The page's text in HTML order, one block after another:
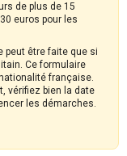
de plus de 15
euros pour les
peut être faite que si
Ce formulaire
française.
vérifiez bien la date
les démarches.